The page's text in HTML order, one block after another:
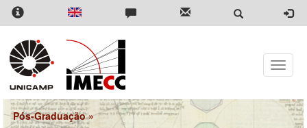
Pular
para
conteúdo
principal
Toggle
Pós-Graduação»